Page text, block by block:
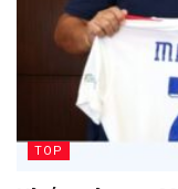
TOP